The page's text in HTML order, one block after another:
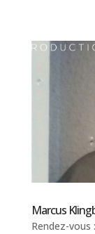
Marcus
Rendez-vous